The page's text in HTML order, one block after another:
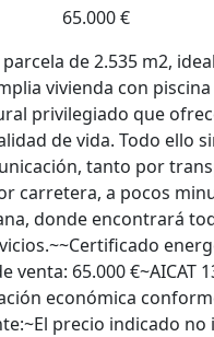
65.000 €
de 2.535 m2,
vivienda con piscina
privilegiado que
de vida. Todo ello
tanto por
carretera, a pocos
donde encontrará
venta: 65.000 €~AICAT
económica
precio indicado no